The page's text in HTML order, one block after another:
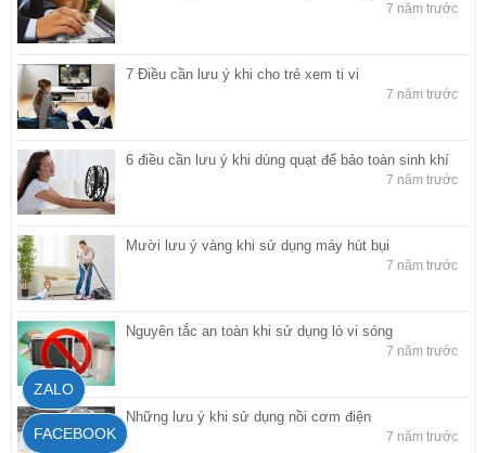
7 năm trước
7 Điều cần lưu ý khi cho trẻ xem ti vi
7 năm trước
6 điều cần lưu ý khi dùng quạt để bảo toàn sinh khí
7 năm trước
Mười lưu ý vàng khi sử dụng máy hút bụi
7 năm trước
Nguyên tắc an toàn khi sử dụng lò vi sóng
7 năm trước
Những lưu ý khi sử dụng nồi cơm điện
7 năm trước
ZALO
FACEBOOK